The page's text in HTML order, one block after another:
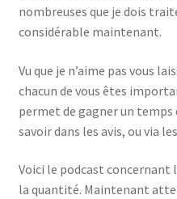
nombreuses que je dois
considérable maintenant.
Vu que je n’aime pas vous
chacun de vous êtes
permet de gagner un
savoir dans les avis, ou via
Voici le podcast concernant
la quantité. Maintenant